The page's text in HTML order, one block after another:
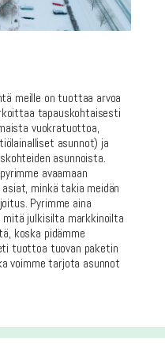
meille on tuottaa arvoa
tapauskohtaisesti
vuokratuottoa,
asunnot) ja
asunnoista.
avaamaan
minkä takia meidän
Pyrimme aina
mitä julkisilta markkinoilta
koska pidämme
tuottoa tuovan paketin
voimme tarjota asunnot